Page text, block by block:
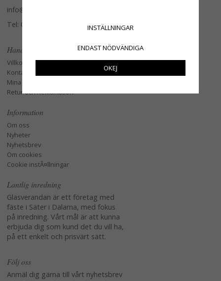
info@glasverandan.se
Tel: 079-3495968
Handla
Villkor
Kontakta oss
Mina favoriter
Retur och Reklamation
Information
Om oss
Nyheter
Nyhetsbrev
Om cookies
Cookie instÃ¤llningar
Lantlig inredning
Glasverandan är ett företag med
fäste i Säter i Dalarna, med fokus
på inredning. Vårt mål är att kunna
erbjuda dig som kund det du vill ha,
på ett enkelt och prisvärt sätt.
Följ oss
Anmäl dig gärna till vårt nyhetsbrev
INSTÄLLNINGAR
ENDAST NÖDVÄNDIGA
OKEJ